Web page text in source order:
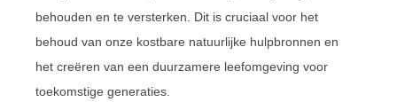
behouden en te versterken. Dit is cruciaal voor het
behoud van onze kostbare natuurlijke hulpbronnen en
het creëren van een duurzamere leefomgeving voor
toekomstige generaties.